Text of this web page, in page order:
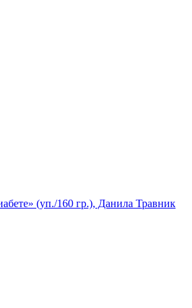
(уп./160 гр.), Данила Травник